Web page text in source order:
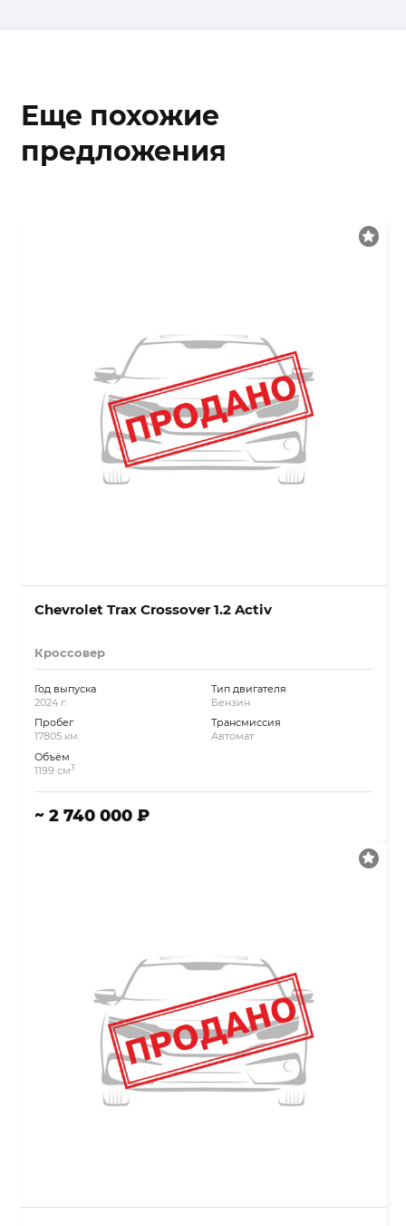
Еще похожие
предложения
Chevrolet Trax Crossover 1.2 Activ
Кроссовер
Год выпуска
2024 г.
Пробег
17805 км.
Объём
1199 см3
Тип двигателя
Бензин
Трансмиссия
Автомат
~ 2 740 000 ₽